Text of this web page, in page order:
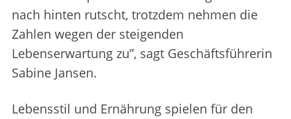
nach hinten rutscht, trotzdem nehmen die
Zahlen wegen der steigenden
Lebenserwartung zu”, sagt Geschäftsführerin
Sabine Jansen.
Lebensstil und Ernährung spielen für den